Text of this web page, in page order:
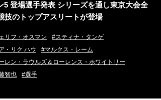
5 登場選手発表 シリーズを通し東京大会全
技のトップアスリートが登場
リフ・オスマン
#スティナ・タンゲ
・リク ハウ
#マルクス・レーム
レン・ラウルズ＆ローレンス・ホワイトリー
智也
#選手